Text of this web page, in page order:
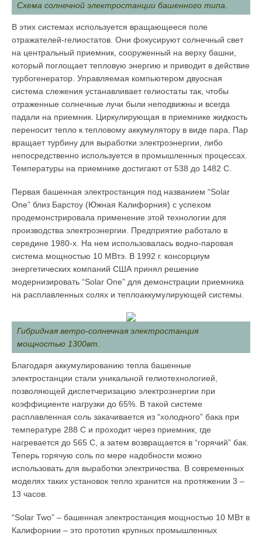
Схема солнечной электростанции башенного типа.
В этих системах используется вращающееся поле
отражателей-гелиостатов. Они фокусируют солнечный свет
на центральный приемник, сооруженный на верху башни,
который поглощает тепловую энергию и приводит в действие
турбогенератор. Управляемая компьютером двуосная
система слежения устанавливает гелиостаты так, чтобы
отраженные солнечные лучи были неподвижны и всегда
падали на приемник. Циркулирующая в приемнике жидкость
переносит тепло к тепловому аккумулятору в виде пара. Пар
вращает турбину для выработки электроэнергии, либо
непосредственно используется в промышленных процессах.
Температуры на приемнике достигают от 538 до 1482 C.
Первая башенная электростанция под названием “Solar
One” близ Барстоу (Южная Калифорния) с успехом
продемонстрировала применение этой технологии для
производства электроэнергии. Предприятие работало в
середине 1980-х. На нем использовалась водно-паровая
система мощностью 10 МВтэ. В 1992 г. консорциум
энергетических компаний США принял решение
модернизировать “Solar One” для демонстрации приемника
на расплавленных солях и теплоаккумулирующей системы.
Гибридная ветро-солнечная электростанция
мощностью 1300вт.
Благодаря аккумулированию тепла башенные
электростанции стали уникальной гелиотехнологией,
позволяющей диспетчеризацию электроэнергии при
коэффициенте нагрузки до 65%. В такой системе
расплавленная соль закачивается из “холодного” бака при
температуре 288 C и проходит через приемник, где
нагревается до 565 C, а затем возвращается в “горячий” бак.
Теперь горячую соль по мере надобности можно
использовать для выработки электричества. В современных
моделях таких установок тепло хранится на протяжении 3 –
13 часов.
“Solar Two” – башенная электростанция мощностью 10 МВт в
Калифорнии – это прототип крупных промышленных